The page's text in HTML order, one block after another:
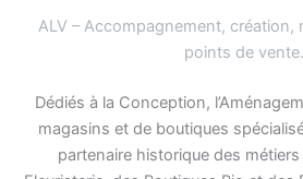
ALV – Accompagnement, création,
points de vente.
Dédiés à la Conception,
magasins et de boutiques
partenaire historique des